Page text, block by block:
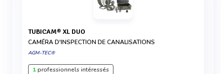
TUBICAM® XL DUO
CAMÉRA D'INSPECTION DE CANALISATIONS
AGM-TEC®
1professionnels intéressés